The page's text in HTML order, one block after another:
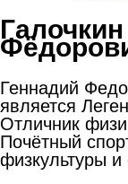
Геннадий
является
Отличник
Почётный
физкультуры и